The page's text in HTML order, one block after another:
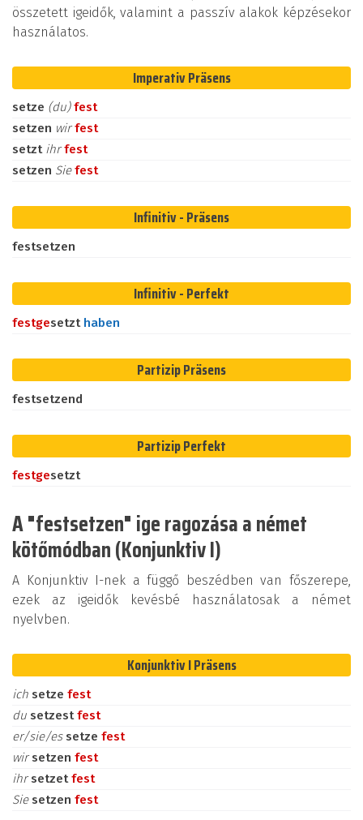
összetett igeidők, valamint a passzív alakok képzésekor
használatos.
Imperativ Präsens
setze (du)fest
setzen wirfest
setzt ihrfest
setzen Siefest
Infinitiv - Präsens
festsetzen
Infinitiv - Perfekt
festgesetzt haben
Partizip Präsens
festsetzend
Partizip Perfekt
festgesetzt
A "festsetzen" ige ragozása a német
kötőmódban (Konjunktiv I)
A Konjunktiv I-nek a függő beszédben van főszerepe,
ezek az igeidők kevésbé használatosak a német
nyelvben.
Konjunktiv I Präsens
ich setze fest
du setzestfest
er/sie/es setze fest
wirsetzen fest
ihrsetzetfest
Sie setzen fest